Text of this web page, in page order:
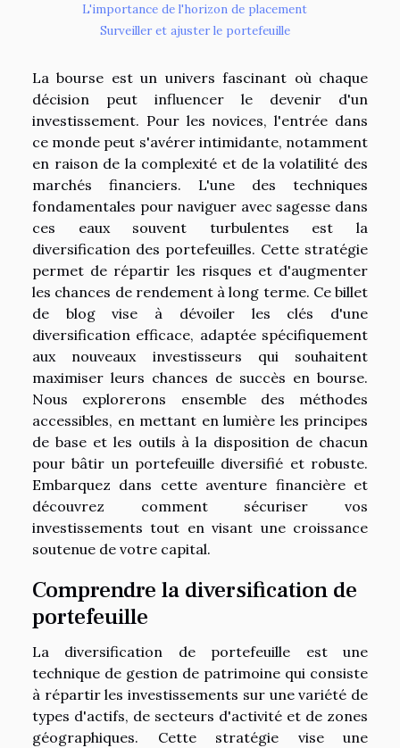
L'importance de l'horizon de placement
Surveiller et ajuster le portefeuille
La bourse est un univers fascinant où chaque
décision peut influencer le devenir d'un
investissement. Pour les novices, l'entrée dans
ce monde peut s'avérer intimidante, notamment
en raison de la complexité et de la volatilité des
marchés financiers. L'une des techniques
fondamentales pour naviguer avec sagesse dans
ces eaux souvent turbulentes est la
diversification des portefeuilles. Cette stratégie
permet de répartir les risques et d'augmenter
les chances de rendement à long terme. Ce billet
de blog vise à dévoiler les clés d'une
diversification efficace, adaptée spécifiquement
aux nouveaux investisseurs qui souhaitent
maximiser leurs chances de succès en bourse.
Nous explorerons ensemble des méthodes
accessibles, en mettant en lumière les principes
de base et les outils à la disposition de chacun
pour bâtir un portefeuille diversifié et robuste.
Embarquez dans cette aventure financière et
découvrez comment sécuriser vos
investissements tout en visant une croissance
soutenue de votre capital.
Comprendre la diversification de
portefeuille
La diversification de portefeuille est une
technique de gestion de patrimoine qui consiste
à répartir les investissements sur une variété de
types d'actifs, de secteurs d'activité et de zones
géographiques. Cette stratégie vise une